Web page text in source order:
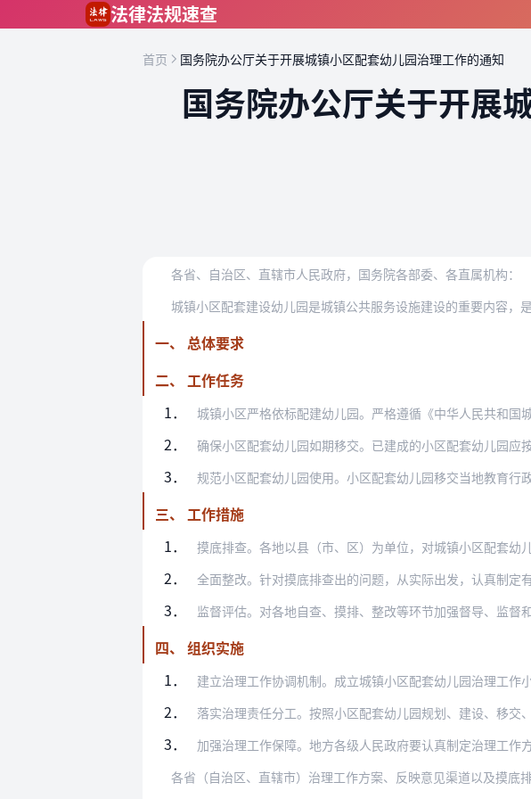
法律法规速查
首页 国务院办公厅关于开展城镇小区配套幼儿园治理工作的通知
国务院办公厅关于开展
各省、自治区、直辖市人民政府，国务院各部委、各直属机构：
一、 总体要求
二、 工作任务
1．
城镇小区严格依标配建幼儿园。严格遵循《中华人民共和国城乡规划
2． 确保小区配套幼儿园如期移交。已建成的小区配套幼儿园应按照规定及
3． 规范小区配套幼儿园使用。小区配套幼儿园移交当地教育行政部门后，
三、 工作措施
1．
摸底排查。各地以县（市、区）为单位，对城镇小区配套幼儿园情况进
2． 全面整改。针对摸底排查出的问题，从实际出发，认真制定有针对性
3． 监督评估。对各地自查、摸排、整改等环节加强督导、监督
四、 组织实施
1．
建立治理工作协调机制。成立城镇小区配套幼儿园治理工作小组，组长
2． 落实治理责任分工。按照小区配套幼儿园规划、建设、移交、办园等各
3．
加强治理工作保障。地方各级人民政府要认真制定治理工作方案，明确
各省（自治区、直辖市）治理工作方案、反映意见渠道以及摸底